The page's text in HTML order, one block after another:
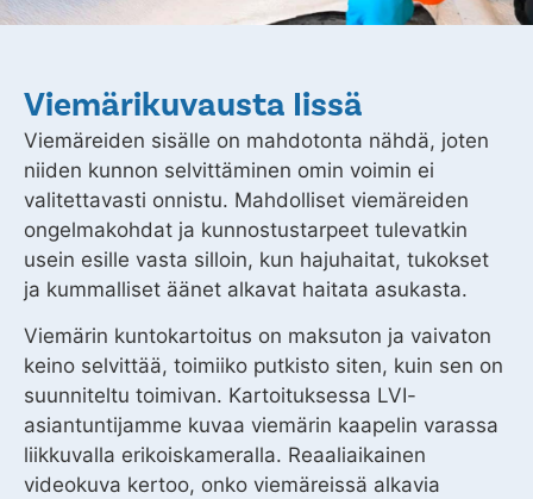
Viemärikuvausta Iissä
Viemäreiden sisälle on mahdotonta nähdä, joten
niiden kunnon selvittäminen omin voimin ei
valitettavasti onnistu. Mahdolliset viemäreiden
ongelmakohdat ja kunnostustarpeet tulevatkin
usein esille vasta silloin, kun hajuhaitat, tukokset
ja kummalliset äänet alkavat haitata asukasta.
Viemärin kuntokartoitus on maksuton ja vaivaton
keino selvittää, toimiiko putkisto siten, kuin sen on
suunniteltu toimivan. Kartoituksessa LVI-
asiantuntijamme kuvaa viemärin kaapelin varassa
liikkuvalla erikoiskameralla. Reaaliaikainen
videokuva kertoo, onko viemäreissä alkavia